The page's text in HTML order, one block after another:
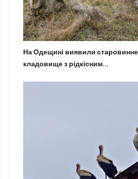
На Одещині виявили
кладовище з рідкісним...